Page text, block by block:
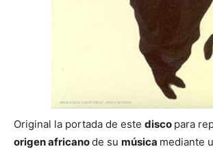
Original la portada de este disco para
origen africanode su música mediante